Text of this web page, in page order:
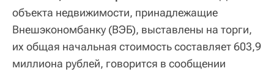
объекта недвижимости, принадлежащие
Внешэкономбанку (ВЭБ), выставлены на торги,
их общая начальная стоимость составляет 603,9
миллиона рублей, говорится в сообщении